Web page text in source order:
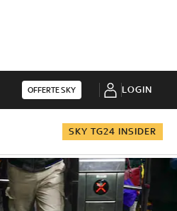
OFFERTE SKY LOGIN
SKY TG24 INSIDER